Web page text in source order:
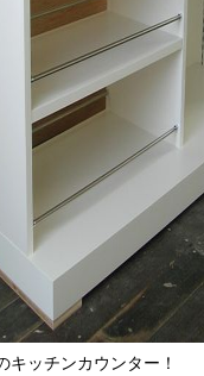
キッチンカウンター！